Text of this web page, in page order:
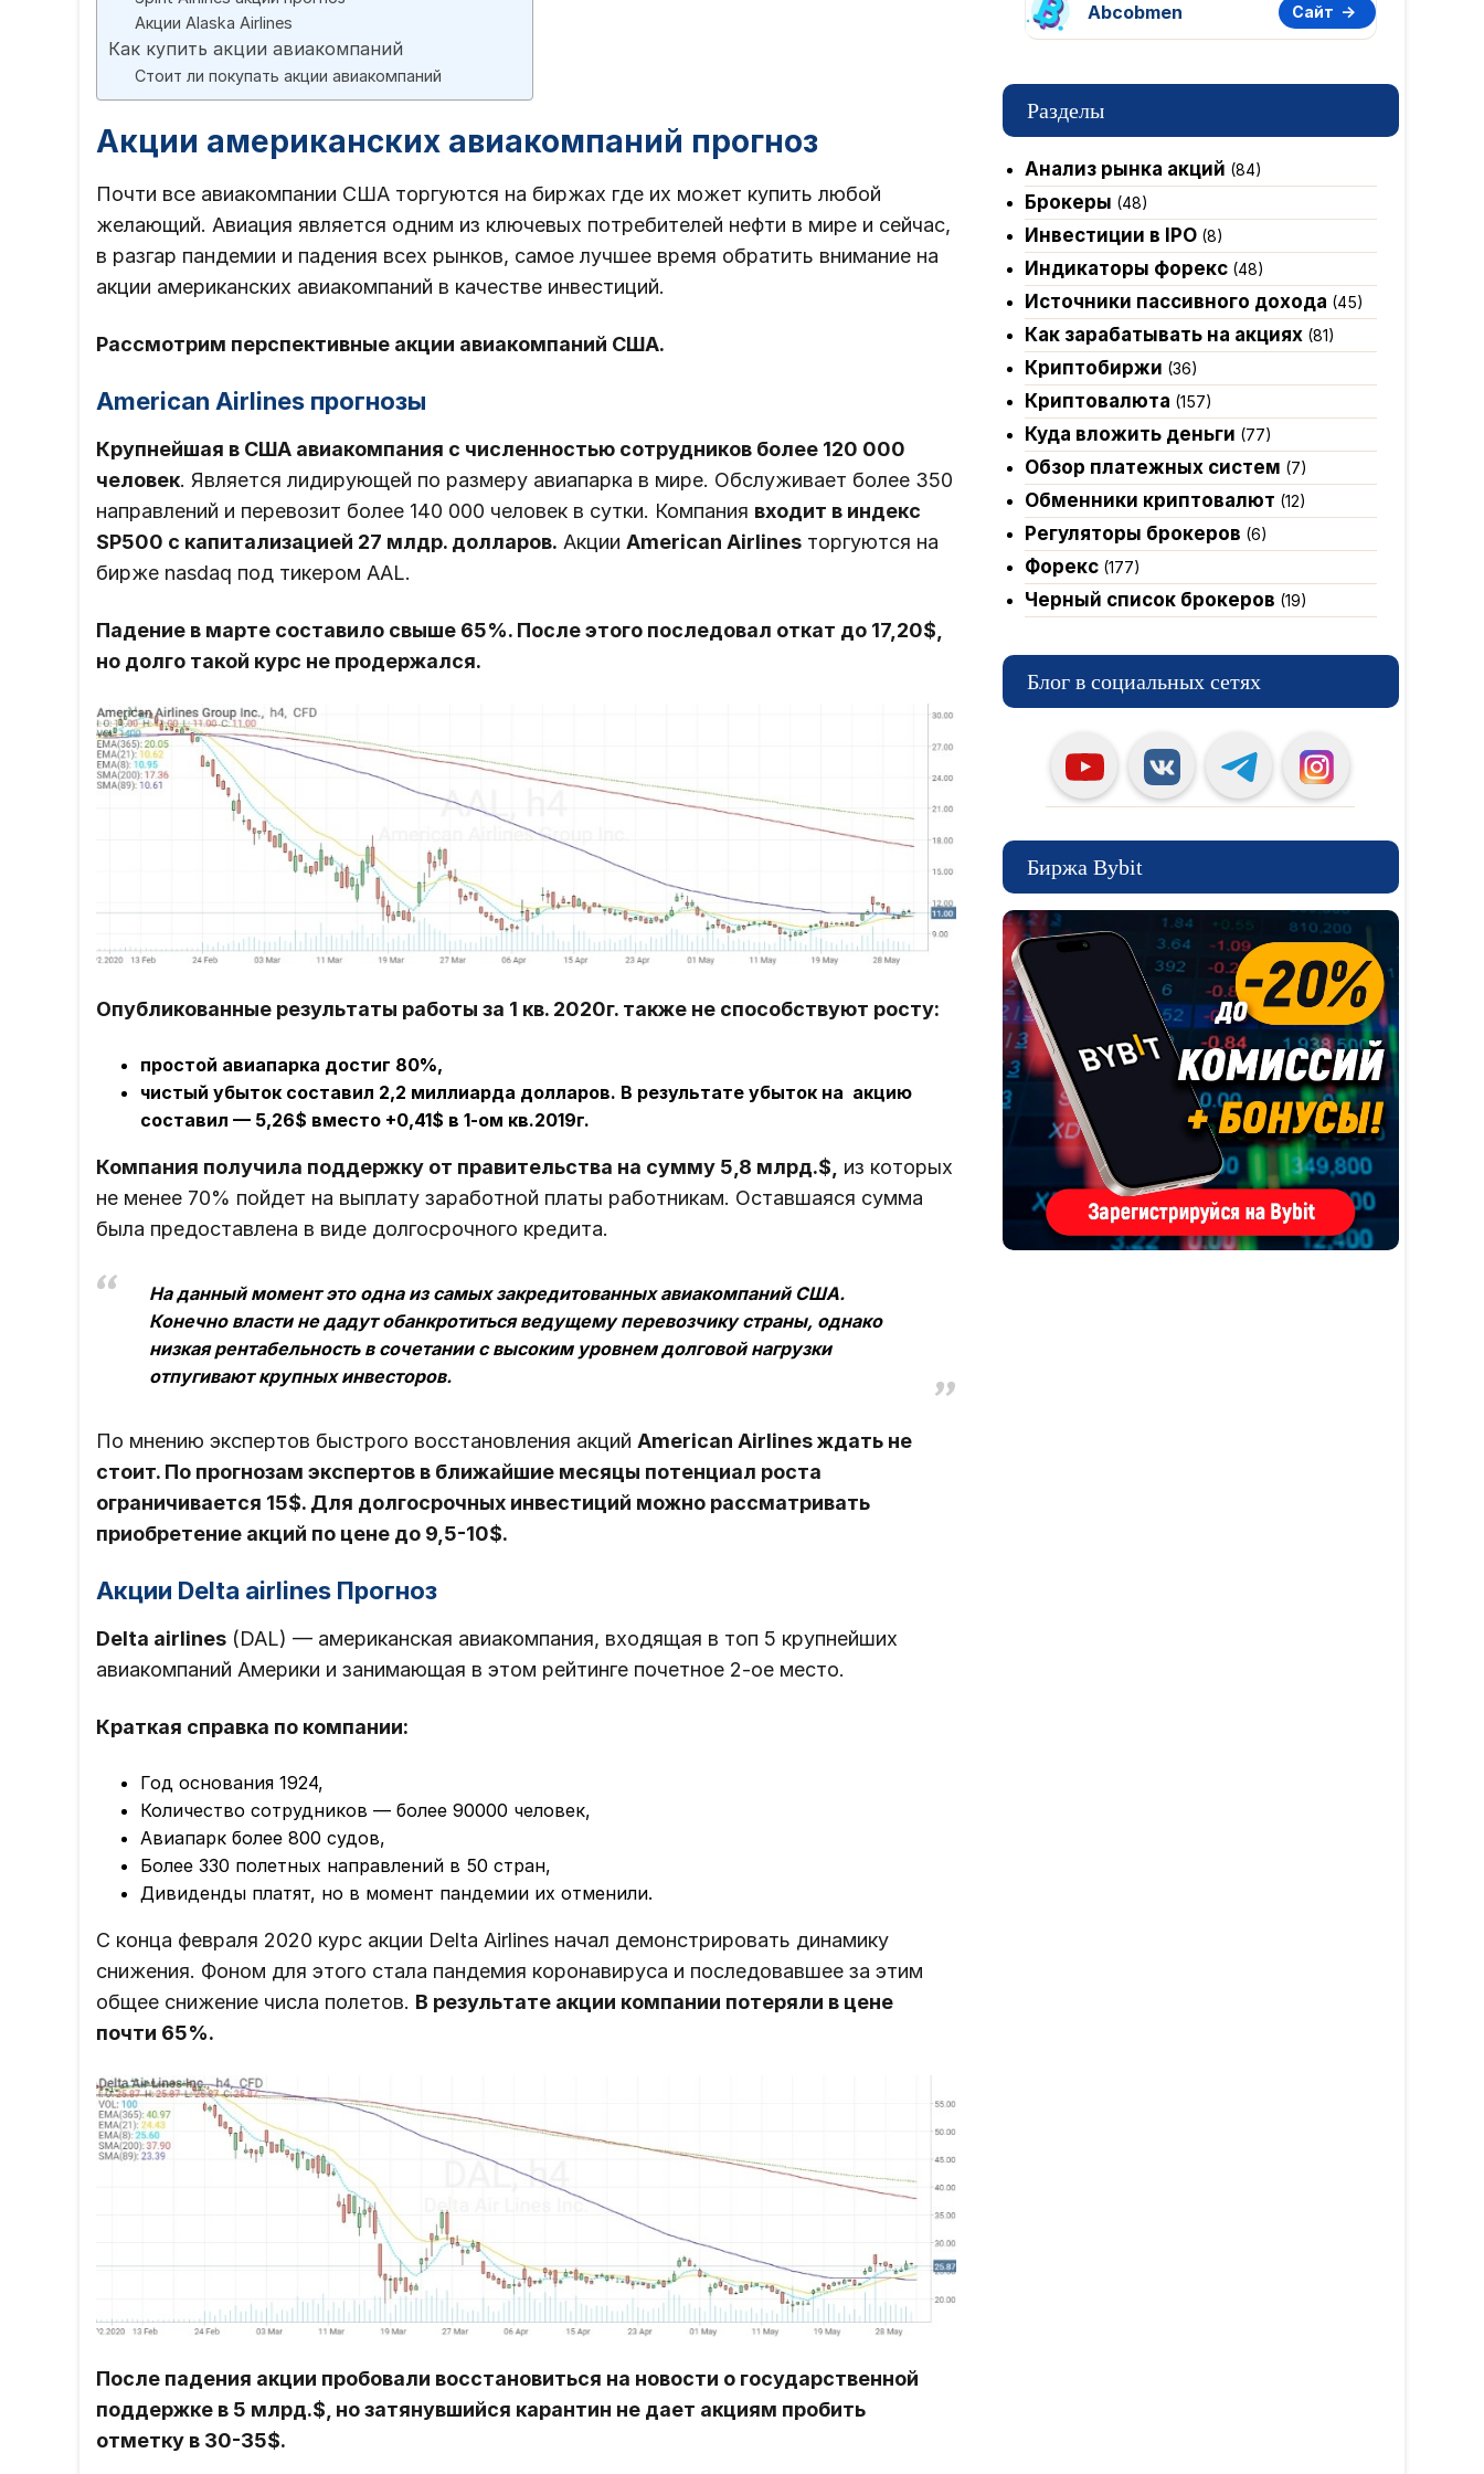
Акции Alaska Airlines
Как купить акции авиакомпаний
Стоит ли покупать акции авиакомпаний
Акции американских авиакомпаний прогноз
Почти все авиакомпании США торгуются на биржах где их может купить любой
желающий. Авиация является одним из ключевых потребителей нефти в мире и сейчас,
в разгар пандемии и падения всех рынков, самое лучшее время обратить внимание на
акции американских авиакомпаний в качестве инвестиций.
Рассмотрим перспективные акции авиакомпаний США.
American Airlines прогнозы
Крупнейшая в США авиакомпания с численностью сотрудников более 120 000
человек. Является лидирующей по размеру авиапарка в мире. Обслуживает более 350
направлений и перевозит более 140 000 человек в сутки. Компания входит в индекс
SP500 c капитализацией 27 млдр. долларов. Акции American Airlines торгуются на
бирже nasdaq под тикером AAL.
Падение в марте составило свыше 65%. После этого последовал откат до 17,20$,
но долго такой курс не продержался.
Опубликованные результаты работы за 1 кв. 2020г. также не способствуют росту:
простой авиапарка достиг 80%,
чистый убыток составил 2,2 миллиарда долларов. В результате убыток на акцию
составил — 5,26$ вместо +0,41$ в 1-ом кв.2019г.
Компания получила поддержку от правительства на сумму 5,8 млрд.$, из которых
не менее 70% пойдет на выплату заработной платы работникам. Оставшаяся сумма
была предоставлена в виде долгосрочного кредита.
На данный момент это одна из самых закредитованных авиакомпаний США.
Конечно власти не дадут обанкротиться ведущему перевозчику страны, однако
низкая рентабельность в сочетании с высоким уровнем долговой нагрузки
отпугивают крупных инвесторов.
По мнению экспертов быстрого восстановления акций American Airlines ждать не
стоит. По прогнозам экспертов в ближайшие месяцы потенциал роста
ограничивается 15$. Для долгосрочных инвестиций можно рассматривать
приобретение акций по цене до 9,5-10$.
Акции Delta airlines Прогноз
Delta airlines (DAL) — американская авиакомпания, входящая в топ 5 крупнейших
авиакомпаний Америки и занимающая в этом рейтинге почетное 2-ое место.
Краткая справка по компании:
Год основания 1924,
Количество сотрудников — более 90000 человек,
Авиапарк более 800 судов,
Более 330 полетных направлений в 50 стран,
Дивиденды платят, но в момент пандемии их отменили.
С конца февраля 2020 курс акции Delta Airlines начал демонстрировать динамику
снижения. Фоном для этого стала пандемия коронавируса и последовавшее за этим
общее снижение числа полетов. В результате акции компании потеряли в цене
почти 65%.
После падения акции пробовали восстановиться на новости о государственной
поддержке в 5 млрд.$, но затянувшийся карантин не дает акциям пробить
отметку в 30-35$.
Abcobmen Сайт
Разделы
Анализ рынка акций (84)
Брокеры (48)
Инвестиции в IPO(8)
Индикаторы форекс(48)
Источники пассивного дохода (45)
Как зарабатывать на акциях(81)
Криптобиржи (36)
Криптовалюта (157)
Куда вложить деньги (77)
Обзор платежных систем (7)
Обменники криптовалют (12)
Регуляторы брокеров (6)
Форекс(177)
Черный список брокеров (19)
Блог в социальных сетях
Биржа Bybit